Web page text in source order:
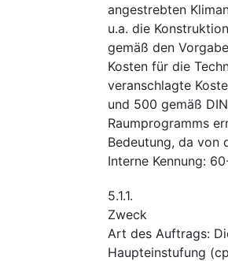
angestrebten
u.a. die
gemäß den
Kosten für die
veranschlagte
und 500 gemäß
Raumprogramms
Bedeutung, da von
Interne Kennung:
5.1.1.
Zweck
Art des Auftrags:
Haupteinstufung (